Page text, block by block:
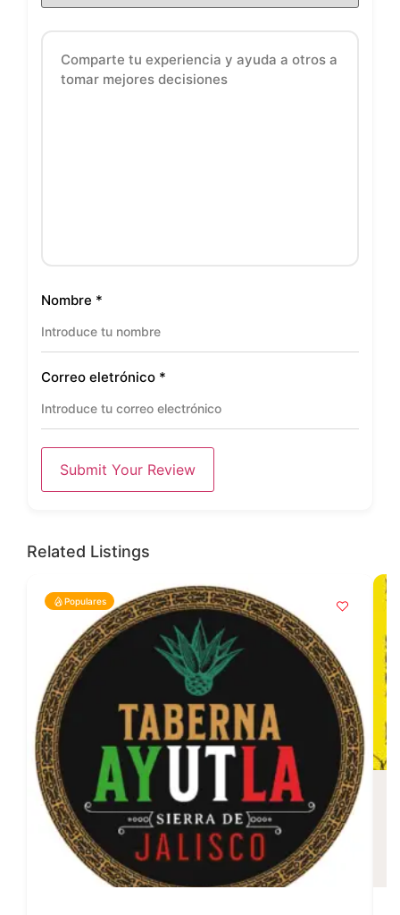
Nombre *
Correo eletrónico *
Submit Your Review
Related Listings
Populares